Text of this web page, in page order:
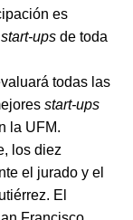
es
start-ups de toda
todas las
start-ups
la UFM.
los diez
el jurado y el
El